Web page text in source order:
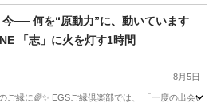
今── 何を“原動力”に、動いています
「志」に火を灯す1時間
8月5日
ご縁に🌈✨ EGSご縁倶楽部では、 「一度の出会